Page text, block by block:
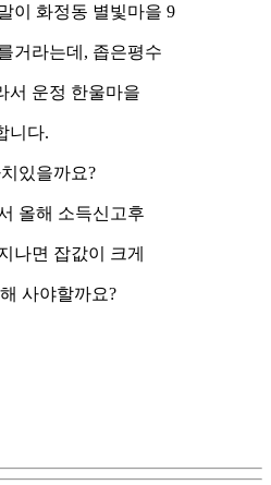
이 화정동 별빛마을 9
거라는데, 좁은평수
서 운정 한울마을
니다.
있을까요?
올해 소득신고후
나면 잡값이 크게
사야할까요?